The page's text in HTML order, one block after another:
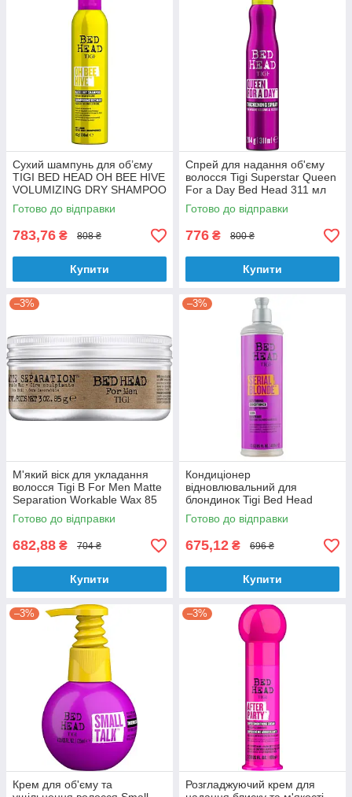
Сухий шампунь для об’єму
TIGI BED HEAD OH BEE HIVE
VOLUMIZING DRY SHAMPOO
238 мл
Готово до відправки
783,76 ₴ 808 ₴
Купити
Спрей для надання об'єму
волосся Tigi Superstar Queen
For a Day Bed Head 311 мл
Готово до відправки
776 ₴ 800 ₴
Купити
–3%
М'який віск для укладання
волосся Tigi B For Men Matte
Separation Workable Wax 85
гр
Готово до відправки
682,88 ₴ 704 ₴
Купити
–3%
Кондиціонер
відновлювальний для
блондинок Tigi Bed Head
Serial Blonde Conditioner 400
мл
Готово до відправки
675,12 ₴ 696 ₴
Купити
–3%
Крем для об'єму та
–3%
Розгладжуючий крем для